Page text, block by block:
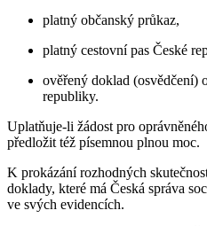
platný občanský průkaz,
platný cestovní pas České
ověřený doklad (osvědčení)
republiky.
Uplatňuje-li žádost pro
předložit též písemnou plnou moc.
K prokázání rozhodných
doklady, které má Česká správa
ve svých evidencích.